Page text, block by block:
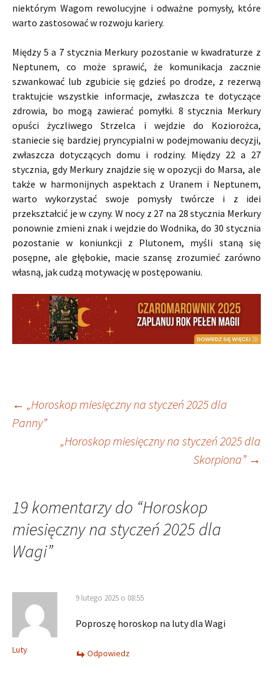
niektórym Wagom rewolucyjne i odważne pomysły, które
warto zastosować w rozwoju kariery.
Między 5 a 7 stycznia Merkury pozostanie w kwadraturze z
Neptunem, co może sprawić, że komunikacja zacznie
szwankować lub zgubicie się gdzieś po drodze, z rezerwą
traktujcie wszystkie informacje, zwłaszcza te dotyczące
zdrowia, bo mogą zawierać pomyłki. 8 stycznia Merkury
opuści życzliwego Strzelca i wejdzie do Koziorożca,
staniecie się bardziej pryncypialni w podejmowaniu decyzji,
zwłaszcza dotyczących domu i rodziny. Między 22 a 27
stycznia, gdy Merkury znajdzie się w opozycji do Marsa, ale
także w harmonijnych aspektach z Uranem i Neptunem,
warto wykorzystać swoje pomysły twórcze i z idei
przekształcić je w czyny. W nocy z 27 na 28 stycznia Merkury
ponownie zmieni znak i wejdzie do Wodnika, do 30 stycznia
pozostanie w koniunkcji z Plutonem, myśli staną się
posępne, ale głębokie, macie szansę zrozumieć zarówno
własną, jak cudzą motywację w postępowaniu.
Nawigacja
wpisu
← „Horoskop miesięczny na styczeń 2025 dla
Panny”
„Horoskop miesięczny na styczeń 2025 dla
Skorpiona” →
19 komentarzy do “Horoskop
miesięczny na styczeń 2025 dla
Wagi”
Luty
9 lutego 2025 o 08:55
Poproszę horoskop na luty dla Wagi
Odpowiedz